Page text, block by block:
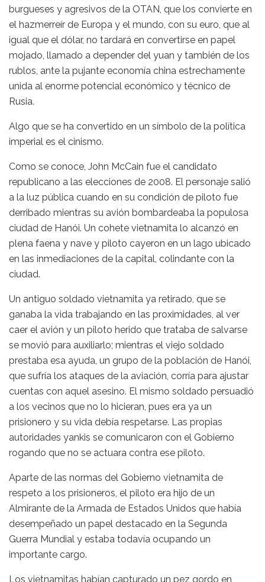
burgueses y agresivos de la OTAN, que los convierte en
el hazmerreír de Europa y el mundo, con su euro, que al
igual que el dólar, no tardará en convertirse en papel
mojado, llamado a depender del yuan y también de los
rublos, ante la pujante economía china estrechamente
unida al enorme potencial económico y técnico de
Rusia.
Algo que se ha convertido en un símbolo de la política
imperial es el cinismo.
Como se conoce, John McCain fue el candidato
republicano a las elecciones de 2008. El personaje salió
a la luz pública cuando en su condición de piloto fue
derribado mientras su avión bombardeaba la populosa
ciudad de Hanói. Un cohete vietnamita lo alcanzó en
plena faena y nave y piloto cayeron en un lago ubicado
en las inmediaciones de la capital, colindante con la
ciudad.
Un antiguo soldado vietnamita ya retirado, que se
ganaba la vida trabajando en las proximidades, al ver
caer el avión y un piloto herido que trataba de salvarse
se movió para auxiliarlo; mientras el viejo soldado
prestaba esa ayuda, un grupo de la población de Hanói,
que sufría los ataques de la aviación, corría para ajustar
cuentas con aquel asesino. El mismo soldado persuadió
a los vecinos que no lo hicieran, pues era ya un
prisionero y su vida debía respetarse. Las propias
autoridades yankis se comunicaron con el Gobierno
rogando que no se actuara contra ese piloto.
Aparte de las normas del Gobierno vietnamita de
respeto a los prisioneros, el piloto era hijo de un
Almirante de la Armada de Estados Unidos que había
desempeñado un papel destacado en la Segunda
Guerra Mundial y estaba todavía ocupando un
importante cargo.
Los vietnamitas habían capturado un pez gordo en